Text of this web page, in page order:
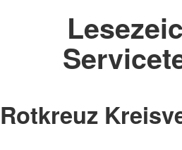
Rotkreuz